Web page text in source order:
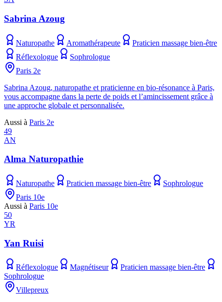
Sabrina Azoug
Naturopathe Aromathérapeute
Praticien massage bien-être
Réflexologue
Sophrologue
Paris 2e
Sabrina Azoug, naturopathe et praticienne en bio-résonance à Paris,
vous accompagne dans la perte de poids et l’amincissement grâce à
une approche globale et personnalisée.
Aussi à Paris 2e
49
AN
Alma Naturopathie
Naturopathe Praticien massage bien-être
Sophrologue
Paris 10e
Aussi à Paris 10e
50
YR
Yan Ruisi
Réflexologue Magnétiseur
Praticien massage bien-être
Sophrologue
Villepreux